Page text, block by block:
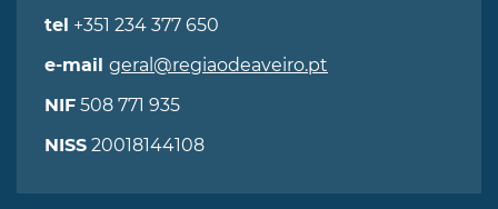
tel +351 234 377 650
e-mail geral@regiaodeaveiro.pt
NIF 508 771 935
NISS 20018144108